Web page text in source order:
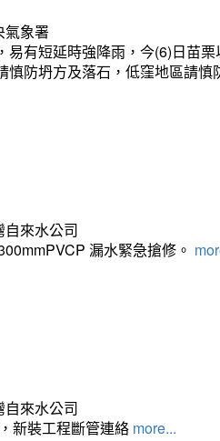
氣象署
易有短延時強降雨，今(6)日苗
慎防坍方及落石，低窪地區請
來水公司
漏水緊急搶修。
來水公司
新裝工程斷管連絡 more...